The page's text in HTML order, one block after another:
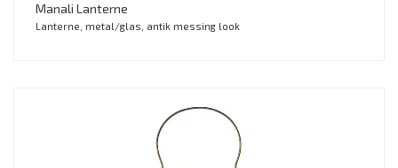
Manali Lanterne
Lanterne, metal/glas, antik messing look